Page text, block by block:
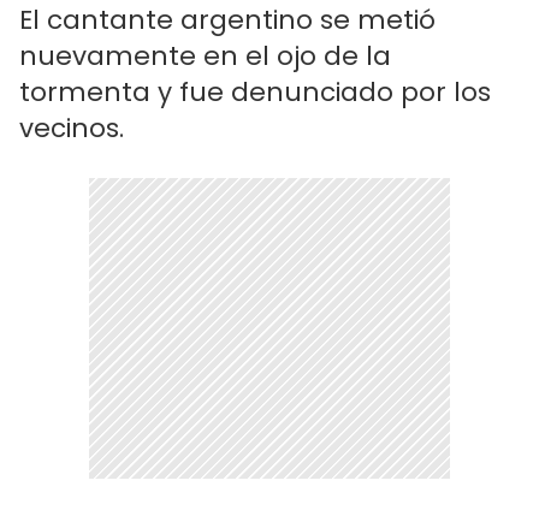
El cantante argentino se metió
nuevamente en el ojo de la
tormenta y fue denunciado por los
vecinos.